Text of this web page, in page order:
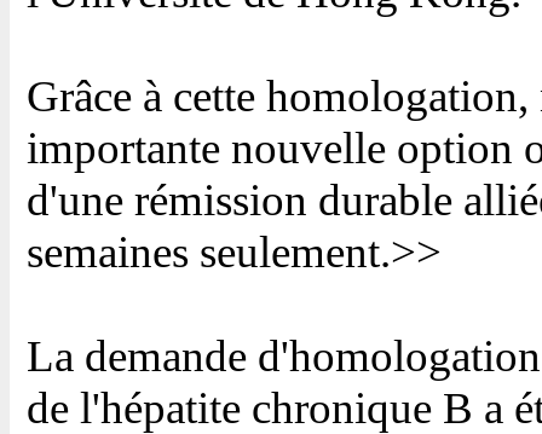
Grâce à cette
importante nouvelle option
d'une rémission durable
semaines seulement.>>
La demande
de l'hépatite chronique B a